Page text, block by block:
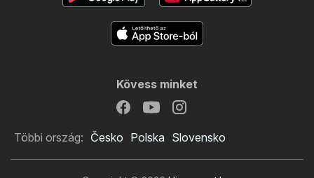
Kövess minket
Többi ország: Česko Polska Slovensko